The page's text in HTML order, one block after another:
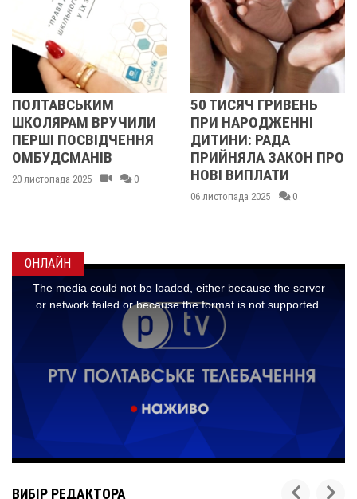
ВРУЧИЛИ
ПОСВІДЧЕННЯ
2025 0
50 ТИСЯЧ ГРИВЕНЬ
ПРИ НАРОДЖЕННІ
ДИТИНИ: РАДА
ПРИЙНЯЛА ЗАКОН ПРО
НОВІ ВИПЛАТИ
06 листопада 2025 0
ОНЛАЙН
ВИБІР РЕДАКТОРА